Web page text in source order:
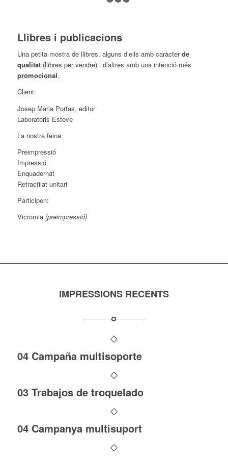
Llibres i publicacions
Una petita mostra de llibres, alguns d’ells amb caràcterde
qualitat(llibres per vendre) i d’altres amb una intenció més
promocional.
Client:
Josep Maria Portas, editor
Laboratoris Esteve
La nostra feina:
Preimpressió
Impressió
Enquadernat
Retractilat unitari
Participen:
Vicromia (preimpressió)
IMPRESSIONS RECENTS
04 Campaña multisoporte
03 Trabajos de troquelado
04 Campanya multisuport